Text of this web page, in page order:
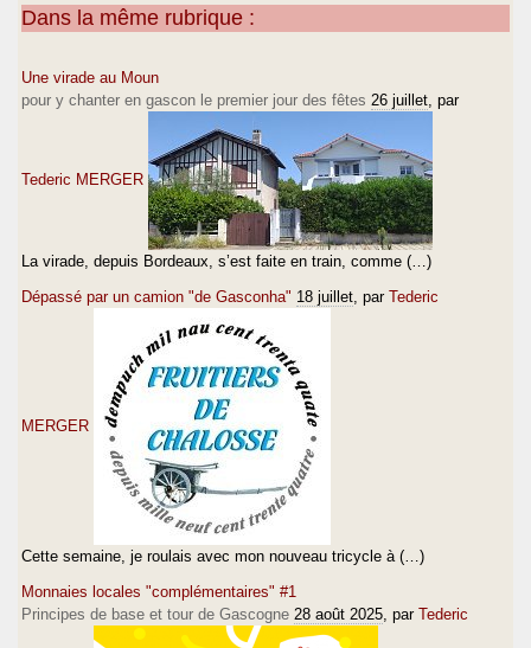
Dans la même rubrique :
Une virade au Moun
pour y chanter en gascon le premier jour des fêtes 26 juillet , par
Tederic MERGER
La virade, depuis Bordeaux, s’est faite en train, comme (…)
Dépassé par un camion "de Gasconha" 18 juillet , par Tederic
MERGER
Cette semaine, je roulais avec mon nouveau tricycle à (…)
Monnaies locales "complémentaires" #1
Principes de base et tour de Gascogne 28 août 2025 , par Tederic